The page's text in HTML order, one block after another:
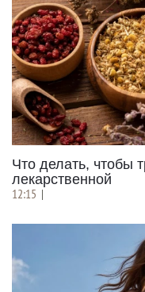
Что делать, чтобы
лекарственной
12:15